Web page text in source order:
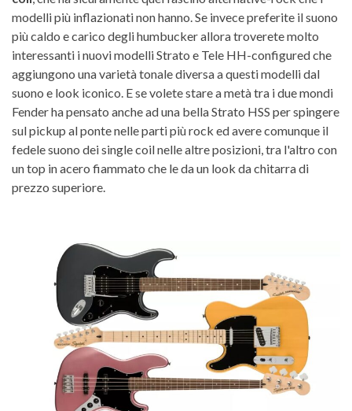
modelli più inflazionati non hanno. Se invece preferite il suono
più caldo e carico degli humbucker allora troverete molto
interessanti i nuovi modelli Strato e Tele HH-configured che
aggiungono una varietà tonale diversa a questi modelli dal
suono e look iconico. E se volete stare a metà tra i due mondi
Fender ha pensato anche ad una bella Strato HSS per spingere
sul pickup al ponte nelle parti più rock ed avere comunque il
fedele suono dei single coil nelle altre posizioni, tra l'altro con
un top in acero fiammato che le da un look da chitarra di
prezzo superiore.